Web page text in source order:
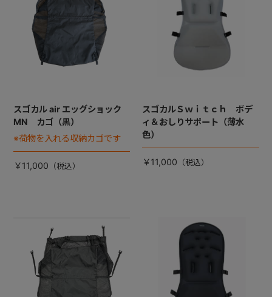
【共通部品】ダッコシート・エッグショックパッド
【共通部品】幌クリップ・リクライニングバックル・ヘ
ッドレストプレート
スゴカル air エッグショック
MN カゴ（黒）
※荷物を入れる収納カゴです
￥11,000
スゴカルＳｗｉｔｃｈ ボデ
ィ＆おしりサポート（薄水
色）
￥11,000